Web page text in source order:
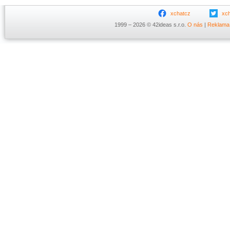
xchatcz
1999 – 2026 © 42ideas s.r.o. O nás | Reklama